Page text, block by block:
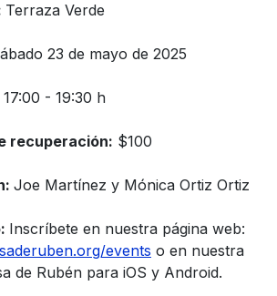
Terraza Verde
23 de mayo de 2025
17:00 - 19:30 h
recuperación: $100
Joe Martínez y Mónica Ortiz Ortiz
Inscríbete en nuestra página web:
events o en nuestra
de Rubén para iOS y Android.